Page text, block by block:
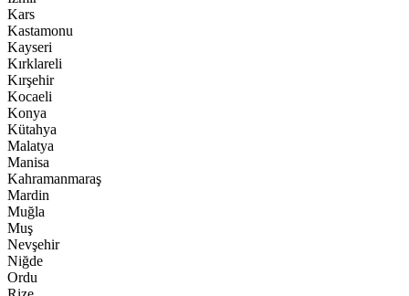
Kars
Kastamonu
Kayseri
Kırklareli
Kırşehir
Kocaeli
Konya
Kütahya
Malatya
Manisa
Kahramanmaraş
Mardin
Muğla
Muş
Nevşehir
Niğde
Ordu